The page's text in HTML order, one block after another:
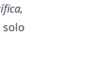
solo